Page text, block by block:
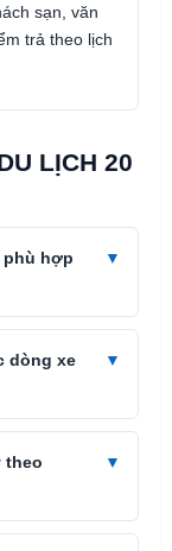
sạn, văn
trả theo lịch
LỊCH 20
phù hợp
dòng xe
theo